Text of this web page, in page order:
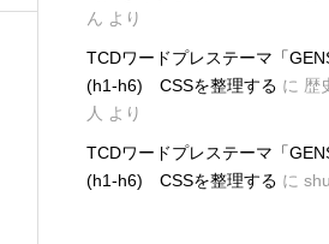
ん より
TCDワードプレステーマ「
(h1-h6) CSSを整理する に 歴
人 より
TCDワードプレステーマ「
(h1-h6) CSSを整理する に